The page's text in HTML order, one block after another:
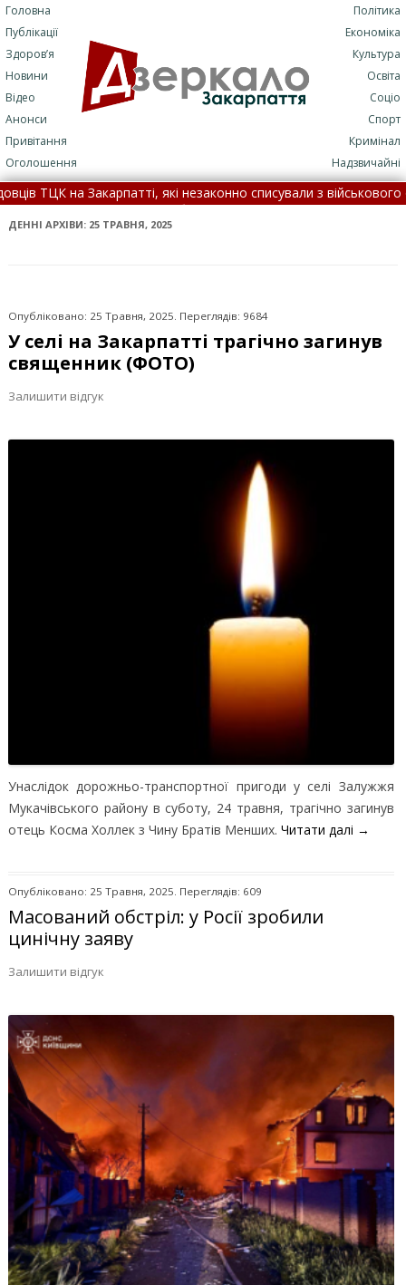
Головна
Публікації
Здоров’я
Новини
Відео
Анонси
Привітання
Оголошення
Політика
Економіка
Культура
Освіта
Соціо
Спорт
Кримінал
Надзвичайні
які незаконно списували з військового обліку чоловіків •
подробиці трагедії (+ФОТО)• 7 серпня: це цікаво знати •
ДЕННІ АРХІВИ: 25 ТРАВНЯ, 2025
Опубліковано: 25 Травня, 2025. Переглядів: 9684
У селі на Закарпатті трагічно загинув
священник (ФОТО)
Залишити відгук
Унаслідок дорожньо-транспортної пригоди у селі Залужжя
Мукачівського району в суботу, 24 травня, трагічно загинув
отець Косма Холлек з Чину Братів Менших. Читати далі →
Опубліковано: 25 Травня, 2025. Переглядів: 609
Масований обстріл: у Росії зробили
цинічну заяву
Залишити відгук